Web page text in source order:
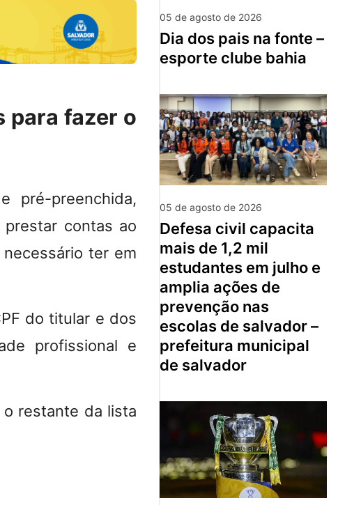
para fazer o
pré-preenchida,
contas ao
ter em
do titular e dos
profissional e
restante da lista
05 de agosto de 2026
dia dos pais na fonte –
esporte clube bahia
05 de agosto de 2026
defesa civil capacita
mais de 1,2 mil
estudantes em julho e
amplia ações de
prevenção nas
escolas de salvador –
prefeitura municipal
de salvador